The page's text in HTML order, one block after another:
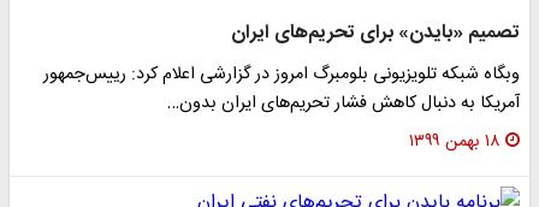
تصمیم «بایدن» برای تحریم‌های ایران
وبگاه شبکه تلویزیونی بلومبرگ امروز در گزارشی اعلام کرد: رییس‌جمهور
آمریکا به دنبال کاهش فشار تحریم‌های ایران بدون…
۱۸ بهمن ۱۳۹۹